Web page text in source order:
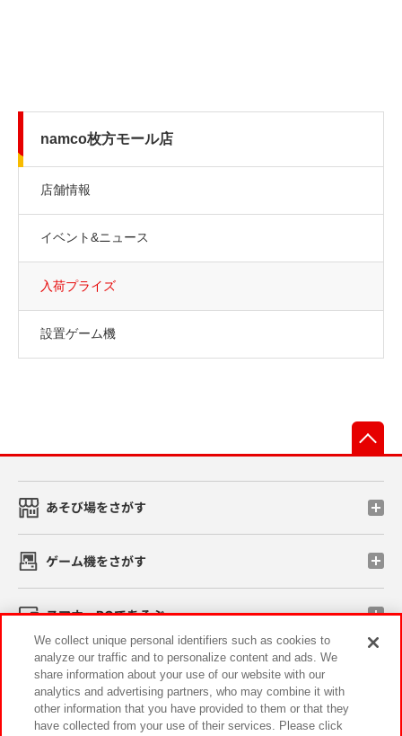
namco枚方モール店
店舗情報
イベント&ニュース
入荷プライズ
設置ゲーム機
あそび場をさがす
ゲーム機をさがす
スマホ・PCであそぶ
イベント・キャンペーン
We collect unique personal identifiers such as cookies to
analyze our traffic and to personalize content and ads. We
share information about your use of our website with our
analytics and advertising partners, who may combine it with
other information that you have provided to them or that they
have collected from your use of their services. Please click